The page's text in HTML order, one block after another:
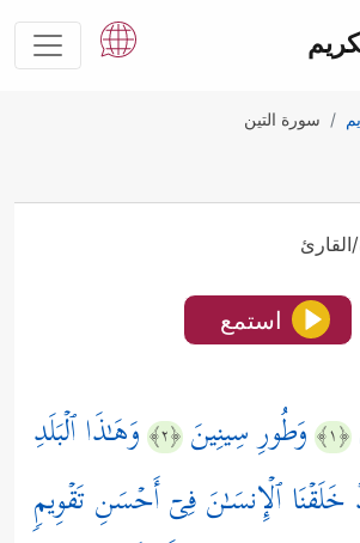
سورة التين
القارئ
استمع
﴿١﴾ وَطُورِ سِینِینَ ﴿٢﴾
وَهَـٰذَا ٱلۡبَلَدِ
خَلَقۡنَا ٱلۡإِنسَـٰنَ فِیۤ أَحۡسَنِ تَقۡوِیمࣲ